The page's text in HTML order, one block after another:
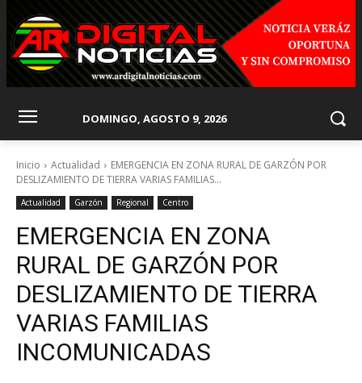
DOMINGO, AGOSTO 9, 2026
Inicio Actualidad
EMERGENCIA EN ZONA RURAL DE GARZÓN POR
DESLIZAMIENTO DE TIERRA VARIAS FAMILIAS...
Actualidad Garzón Regional Centro
EMERGENCIA EN ZONA
RURAL DE GARZÓN POR
DESLIZAMIENTO DE TIERRA
VARIAS FAMILIAS
INCOMUNICADAS